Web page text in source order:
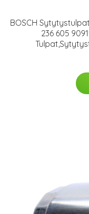
BOSCH Sytytystulpat
236 605